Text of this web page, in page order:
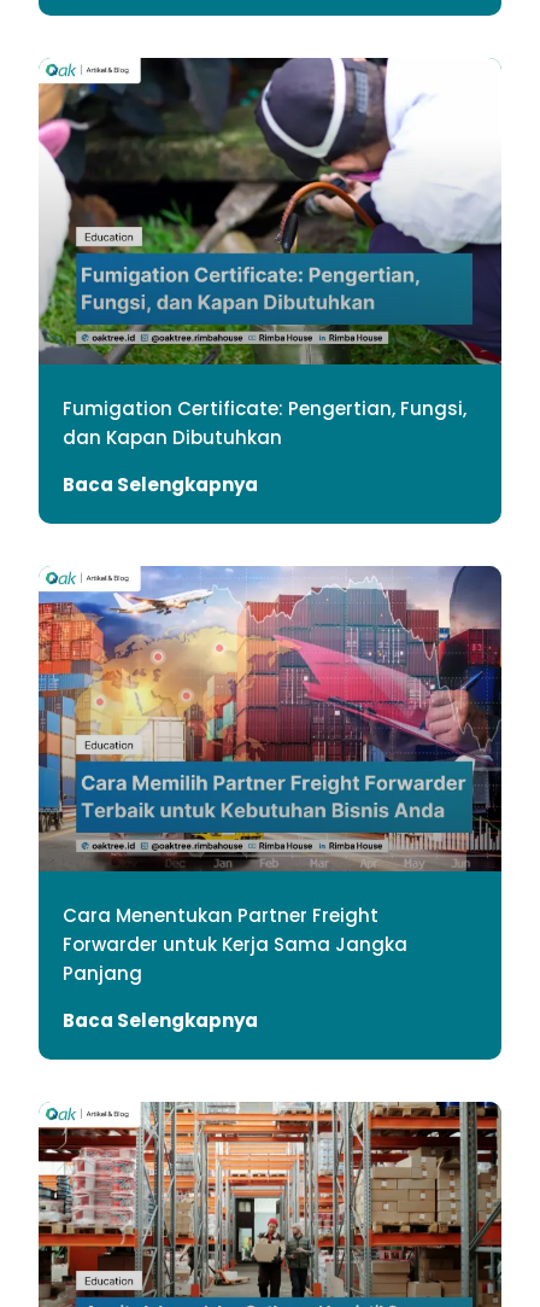
Fumigation Certificate: Pengertian, Fungsi,
dan Kapan Dibutuhkan
Baca Selengkapnya
Cara Menentukan Partner Freight
Forwarder untuk Kerja Sama Jangka
Panjang
Baca Selengkapnya